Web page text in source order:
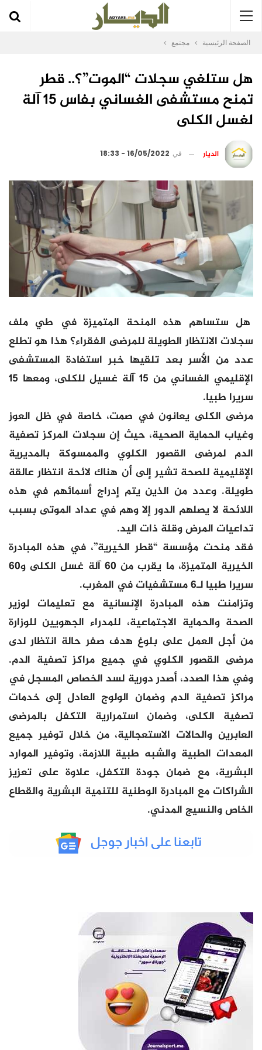
الصفحة الرئيسية مجتمع
هل ستلغي سجلات “الموت”؟.. قطر
تمنح مستشفى الغساني بفاس 15 آلة
لغسل الكلى
الديار في 16/05/2022 - 18:33
هل ستساهم هذه المنحة المتميزة في طي ملف
سجلات الانتظار الطويلة للمرضى الفقراء؟ هذا هو تطلع
عدد من الأسر بعد تلقيها خبر استفادة المستشفى
الإقليمي الغساني من 15 آلة غسيل للكلى، ومعها 15
سريرا طبيا.
مرضى الكلى يعانون في صمت، خاصة في ظل العوز
وغياب الحماية الصحية، حيث إن سجلات المركز تصفية
الدم لمرضى القصور الكلوي والممسوكة بالمديرية
الإقليمية للصحة تشير إلى أن هناك لائحة انتظار عالقة
طويلة. وعدد من الذين يتم إدراج أسمائهم في هذه
اللائحة لا يصلهم الدور إلا وهم في عداد الموتى بسبب
تداعيات المرض وقلة ذات اليد.
فقد منحت مؤسسة “قطر الخيرية”، في هذه المبادرة
الخيرية المتميزة، ما يقرب من 60 آلة غسل الكلى و60
سريرا طبيا لـ6 مستشفيات في المغرب.
وتزامنت هذه المبادرة الإنسانية مع تعليمات لوزير
الصحة والحماية الاجتماعية، للمدراء الجهويين للوزارة
من أجل العمل على بلوغ هدف صفر حالة انتظار لدى
مرضى القصور الكلوي في جميع مراكز تصفية الدم.
وفي هذا الصدد، أصدر دورية لسد الخصاص المسجل في
مراكز تصفية الدم وضمان الولوج العادل إلى خدمات
تصفية الكلى، وضمان استمرارية التكفل بالمرضى
العابرين والحالات الاستعجالية، من خلال توفير جميع
المعدات الطبية والشبه طبية اللازمة، وتوفير الموارد
البشرية، مع ضمان جودة التكفل، علاوة على تعزيز
الشراكات مع المبادرة الوطنية للتنمية البشرية والقطاع
الخاص والنسيج المدني.